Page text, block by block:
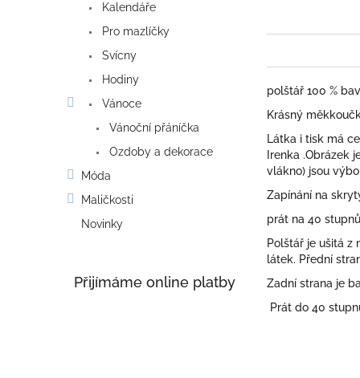
Kalendáře
Pro mazlíčky
Svícny
Hodiny
Vánoce
Vánoční přáníčka
Ozdoby a dekorace
Móda
Maličkosti
Novinky
Přijímáme online platby
polštář 100 %
Krásný
Látka i tisk má
Irenka
vlákno) jsou
Zapínání na
prát na 40
Polštář je ušitá
látek. Přední
Zadní strana je
Prát do 40